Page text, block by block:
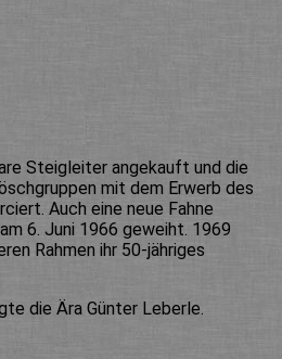
Steigleiter angekauft und die
mit dem Erwerb des
Auch eine neue Fahne
6. Juni 1966 geweiht. 1969
Rahmen ihr 50-jähriges
die Ära Günter Leberle.